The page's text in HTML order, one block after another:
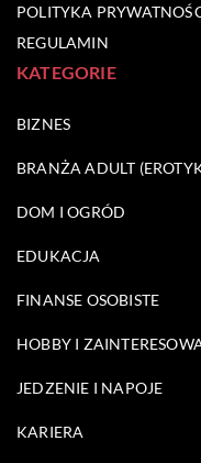
POLITYKA
REGULAMIN
KATEGORIE
BIZNES
BRANŻA ADULT
DOM I OGRÓD
EDUKACJA
FINANSE OSOBISTE
HOBBY I
JEDZENIE I NAPOJE
KARIERA